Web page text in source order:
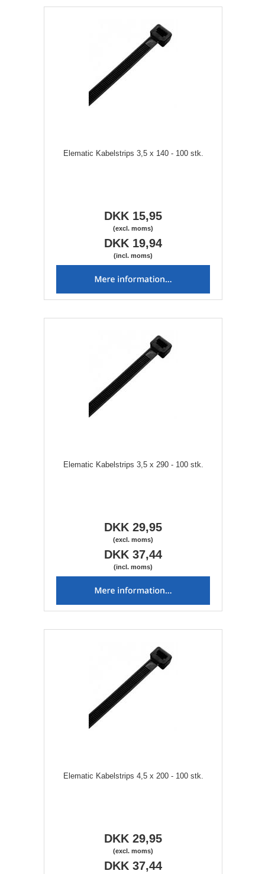
Elematic Kabelstrips 3,5 x 140 - 100 stk.
DKK 15,95
(excl. moms)
DKK 19,94
(incl. moms)
Elematic Kabelstrips 3,5 x 290 - 100 stk.
DKK 29,95
(excl. moms)
DKK 37,44
(incl. moms)
Elematic Kabelstrips 4,5 x 200 - 100 stk.
DKK 29,95
(excl. moms)
DKK 37,44